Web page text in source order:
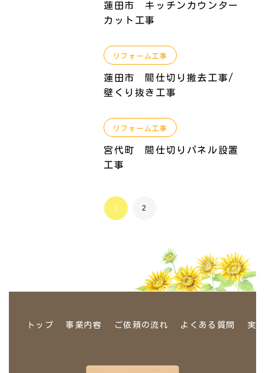
蓮田市 キッチンカウンター
カット工事
リフォーム工事
蓮田市 間仕切り撤去工事/
壁くり抜き工事
リフォーム工事
宮代町 間仕切りパネル設置
工事
1 2
トップ 事業内容 ご依頼の流れ よくある質問 実績